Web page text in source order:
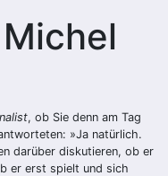
, ob Sie denn am Tag
»Ja natürlich.
darüber diskutieren, ob er
er erst spielt und sich